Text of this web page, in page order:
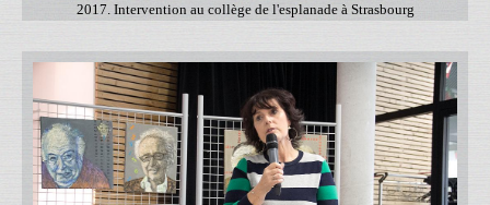
2017. Intervention au collège de l'esplanade à Strasbourg